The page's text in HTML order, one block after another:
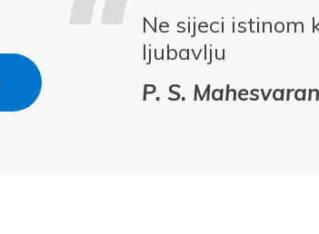
Ne sijeci istinom
ljubavlju
P. S.